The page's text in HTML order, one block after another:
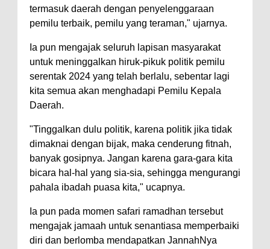
Wakil Wali Kota Bima
Konsultasikan Usulan Inpres
Jalan Daerah 2026 dan
Persiapan DAK 2027 ke BPJN
NTB
Wali Kota Tekankan Disiplin ASN
Wali Kota Bima Hadiri Rakornas
Kelautan dan Perikanan
Pemkot Jawab Pandangan
Umum Fraksi DPRD terhadap
Raperda Pertanggungjawaban
Pelaksanaan APBD Kota Bima
Pimpin Upacara HUT
termasuk daerah dengan penyelenggaraan
pemilu terbaik, pemilu yang teraman," ujarnya.
Ia pun mengajak seluruh lapisan masyarakat
untuk meninggalkan hiruk-pikuk politik pemilu
serentak 2024 yang telah berlalu, sebentar lagi
kita semua akan menghadapi Pemilu Kepala
Daerah.
"Tinggalkan dulu politik, karena politik jika tidak
dimaknai dengan bijak, maka cenderung fitnah,
banyak gosipnya. Jangan karena gara-gara kita
bicara hal-hal yang sia-sia, sehingga mengurangi
pahala ibadah puasa kita," ucapnya.
Ia pun pada momen safari ramadhan tersebut
mengajak jamaah untuk senantiasa memperbaiki
diri dan berlomba mendapatkan JannahNya